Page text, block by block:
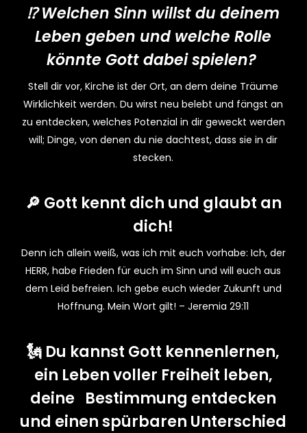
⁉️ Welchen Sinn willst du deinem
Leben geben und welche Rolle
könnte Gott dabei spielen?
Stell dir vor, Kirche ist der Ort, an dem deine Träume
Wirklichkeit werden. Du wirst neu belebt und fängst an
zu entdecken, welches Potenzial in dir geweckt werden
will; Dinge, von denen du nie dachtest, dass sie in dir
stecken.
🔎 Gott kennt dich und glaubt an
dich!
Denn ich allein weiß, was ich mit euch vorhabe: Ich, der
HERR, habe Frieden für euch im Sinn und will euch aus
dem Leid befreien. Ich gebe euch wieder Zukunft und
Hoffnung. Mein Wort gilt! – Jeremia 29:11
🗽 Du kannst Gott kennenlernen,
ein Leben voller Freiheit leben,
deine Bestimmung entdecken
und einen spürbaren Unterschied